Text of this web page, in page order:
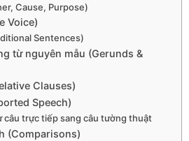
Cause, Purpose)
Voice)
Sentences)
từ nguyên mẫu (Gerunds &
Clauses)
Speech)
câu trực tiếp sang câu tường thuật
(Comparisons)